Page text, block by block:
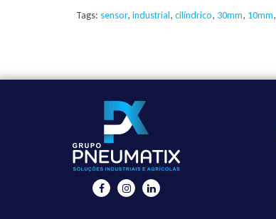
Tags: sensor, industrial, cilíndrico, 30mm, 10mm,